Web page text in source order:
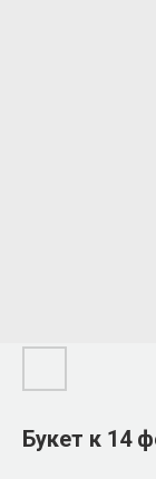
Букет к 14